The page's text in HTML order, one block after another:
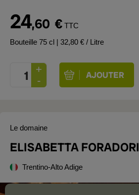
24,60 € TTC
Bouteille 75 cl | 32,80 € / Litre
Le domaine
ELISABETTA FORADORI
Trentino-Alto Adige